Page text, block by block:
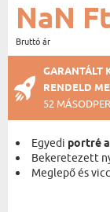
NaN
Bruttó ár
GARANTÁLT
RENDELD
52
Egyedi portré
Bekeretezett
Meglepő és